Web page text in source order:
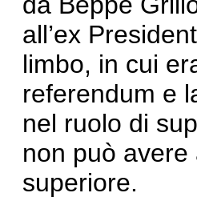
all’ex
limbo, in cui
referendum e
nel ruolo di
non può
superiore.